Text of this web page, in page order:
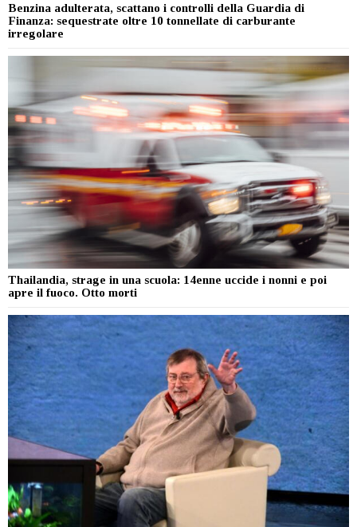
Benzina adulterata, scattano i controlli della Guardia di
Finanza: sequestrate oltre 10 tonnellate di carburante
irregolare
Thailandia, strage in una scuola: 14enne uccide i nonni e poi
apre il fuoco. Otto morti